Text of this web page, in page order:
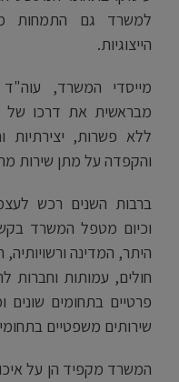
למשרד גם התמחות
הייצוגיות.
מייסדי המשרד,
מבראשית את דרכו של
ללא פשרות, יצירתיות
והקפדה על מתן שירות
ברבות השנים רכש
וכיום מטפל המשרד
היתר, המדינה ורשויותיה,
חולים, עמותות וחברות
פרטיים בתחומים
שירותים משפטיים
המשרד מקפיד הן על